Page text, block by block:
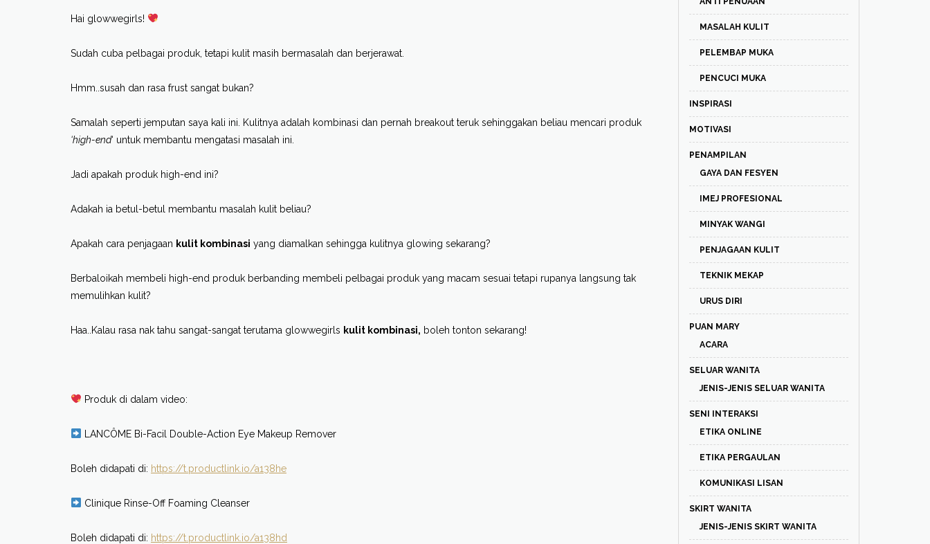
Hai glowwegirls!
Sudah cuba pelbagai produk, tetapi kulit masih bermasalah dan berjerawat.
Hmm..susah dan rasa frust sangat bukan?
Samalah seperti jemputan saya kali ini. Kulitnya adalah kombinasi dan pernah breakout teruk sehinggakan beliau mencari produk
‘high-end‘ untuk membantu mengatasi masalah ini.
Jadi apakah produk high-end ini?
Adakah ia betul-betul membantu masalah kulit beliau?
Apakah cara penjagaan kulit kombinasi yang diamalkan sehingga kulitnya glowing sekarang?
Berbaloikah membeli high-end produk berbanding membeli pelbagai produk yang macam sesuai tetapi rupanya langsung tak
memulihkan kulit?
Haa..Kalau rasa nak tahu sangat-sangat terutama glowwegirls kulit kombinasi, boleh tonton sekarang!
Produk di dalam video:
LANCÔME Bi-Facil Double-Action Eye Makeup Remover
Boleh didapati di: https://t.productlink.io/a138he
Clinique Rinse-Off Foaming Cleanser
Boleh didapati di: https://t.productlink.io/a138hd
MASALAH KULIT
PELEMBAP MUKA
PENCUCI MUKA
INSPIRASI
MOTIVASI
PENAMPILAN
GAYA DAN FESYEN
IMEJ PROFESIONAL
MINYAK WANGI
PENJAGAAN KULIT
TEKNIK MEKAP
URUS DIRI
PUAN MARY
ACARA
SELUAR WANITA
JENIS-JENIS SELUAR WANITA
SENI INTERAKSI
ETIKA ONLINE
ETIKA PERGAULAN
KOMUNIKASI LISAN
SKIRT WANITA
JENIS-JENIS SKIRT WANITA